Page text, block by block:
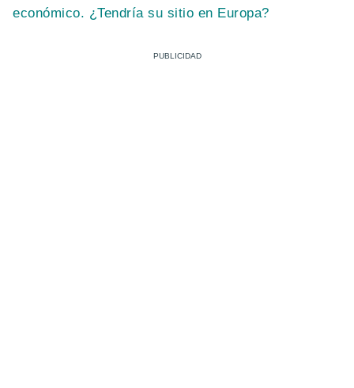
económico. ¿Tendría su sitio en Europa?